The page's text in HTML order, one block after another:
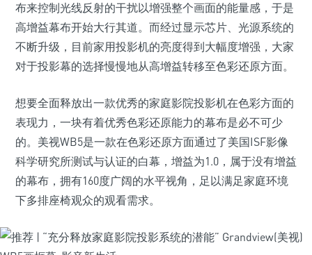
布来控制光线反射的干扰以增强整个画面的能量感，于是
高增益幕布开始大行其道。而经过显示芯片、光源系统的
不断升级，目前家用投影机的亮度得到大幅度增强，大家
对于投影幕的选择慢慢地从高增益转移至色彩还原方面。
想要全面释放出一款优秀的家庭影院投影机在色彩方面的
表现力，一块有着优秀色彩还原能力的幕布是必不可少
的。美视WB5是一款在色彩还原方面通过了美国ISF影像
科学研究所测试与认证的白幕，增益为1.0，属于没有增益
的幕布，拥有160度广阔的水平视角，足以满足家庭环境
下多排座椅观众的观看需求。